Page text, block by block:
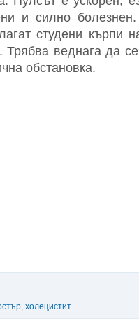
и силно
студени кърпи
Трябва веднага да
обстановка.
, холецистит